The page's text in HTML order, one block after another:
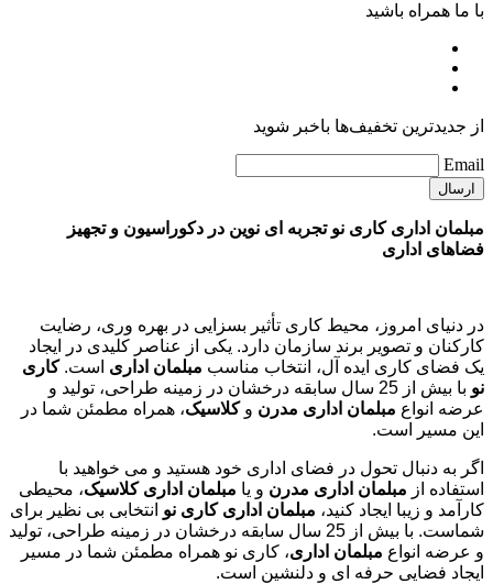
با ما همراه باشید
از جدیدترین تخفیف‌ها باخبر شوید
Email
مبلمان اداری کاری نو تجربه ای نوین در دکوراسیون و تجهیز
فضاهای اداری
در دنیای امروز، محیط کاری تأثیر بسزایی در بهره وری، رضایت
کارکنان و تصویر برند سازمان دارد. یکی از عناصر کلیدی در ایجاد
یک فضای کاری ایده آل، انتخاب مناسب مبلمان اداری است.کاری
نو
با بیش از 25 سال سابقه درخشان در زمینه طراحی، تولید و
عرضه انواع مبلمان اداری مدرن وکلاسیک، همراه مطمئن شما در
این مسیر است.
اگر به دنبال تحول در فضای اداری خود هستید و می خواهید با
استفاده از مبلمان اداری مدرن و یا مبلمان اداری کلاسیک، محیطی
کارآمد و زیبا ایجاد کنید، مبلمان اداری کاری نو انتخابی بی نظیر برای
شماست. با بیش از 25 سال سابقه درخشان در زمینه طراحی، تولید
و عرضه انواع مبلمان اداری، کاری نو همراه مطمئن شما در مسیر
ایجاد فضایی حرفه ای و دلنشین است.